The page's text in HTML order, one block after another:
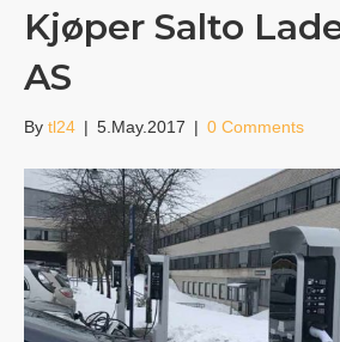
Kjøper Salto
AS
By tl24 | 5.May.2017 | 0 Comments